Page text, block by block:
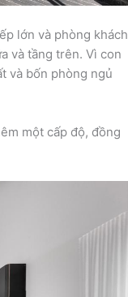
lớn và phòng khách
và tầng trên. Vì con
và bốn phòng ngủ
một cấp độ, đồng